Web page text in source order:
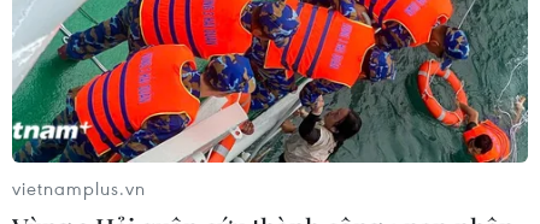
Quốc vụ khanh Ấn Độ Vijay Kumar Singh khẳng định
trong thời gian tới, phía Ấn Độ sẽ đẩy nhanh tiến độ phê
duyệt và giải ngân các gói tín dụng của Ấn Độ dành
cho Việt Nam.
vietnamplus.vn